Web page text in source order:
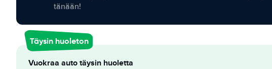
tänään!
Täysin huoleton
Vuokraa auto täysin huoletta